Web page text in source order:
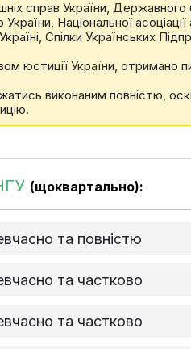
справ України,
Національної
Спілки Українських
юстиції України, отримано
виконаним повністю,
(щоквартально):
та повністю
та частково
та частково